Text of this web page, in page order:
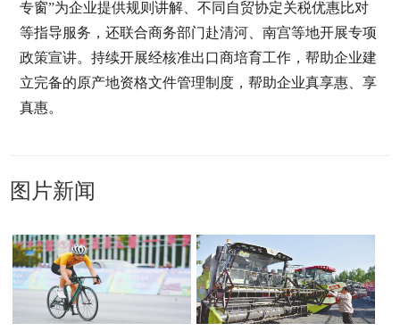
专窗”为企业提供规则讲解、不同自贸协定关税优惠比对
等指导服务，还联合商务部门赴清河、南宫等地开展专项
政策宣讲。持续开展经核准出口商培育工作，帮助企业建
立完备的原产地资格文件管理制度，帮助企业真享惠、享
真惠。
图片新闻